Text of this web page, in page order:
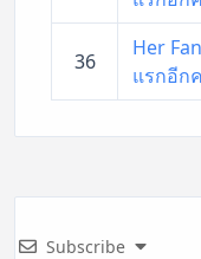
36
Her
แรกอีก
Subscribe